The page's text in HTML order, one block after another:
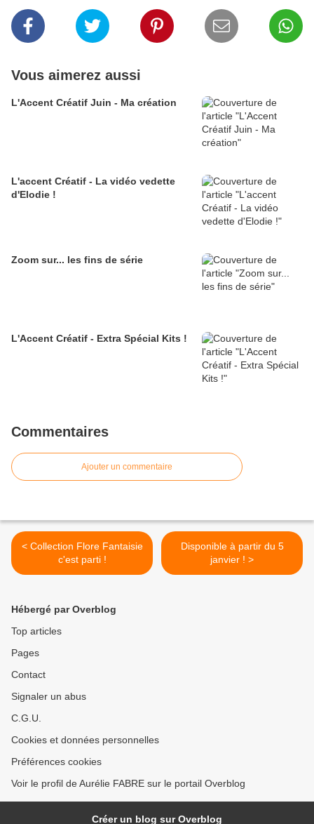
Vous aimerez aussi
L'Accent Créatif Juin - Ma création
L'accent Créatif - La vidéo vedette
d'Elodie !
Zoom sur... les fins de série
L'Accent Créatif - Extra Spécial Kits !
Commentaires
Ajouter un commentaire
< Collection Flore Fantaisie
c'est parti !
Disponible à partir du 5
janvier ! >
Hébergé par Overblog
Top articles
Pages
Contact
Signaler un abus
C.G.U.
Cookies et données personnelles
Préférences cookies
Voir le profil de Aurélie FABRE sur le portail Overblog
Créer un blog sur Overblog